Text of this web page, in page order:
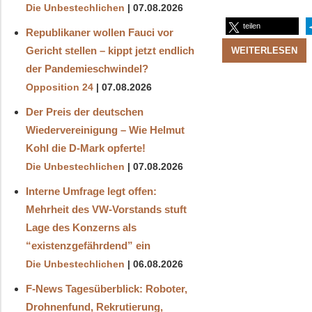
teilen
WEITERLESEN
Die Unbestechlichen 07.08.2026
Republikaner wollen Fauci vor
Gericht stellen – kippt jetzt endlich
der Pandemieschwindel?
Opposition 24 07.08.2026
Der Preis der deutschen
Wiedervereinigung – Wie Helmut
Kohl die D‑Mark opferte!
Die Unbestechlichen 07.08.2026
Interne Umfrage legt offen:
Mehrheit des VW-Vorstands stuft
Lage des Konzerns als
“existenzgefährdend” ein
Die Unbestechlichen 06.08.2026
F-News Tagesüberblick: Roboter,
Drohnenfund, Rekrutierung,